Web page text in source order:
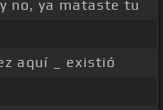
no, ya mataste tu
aquí _ existió